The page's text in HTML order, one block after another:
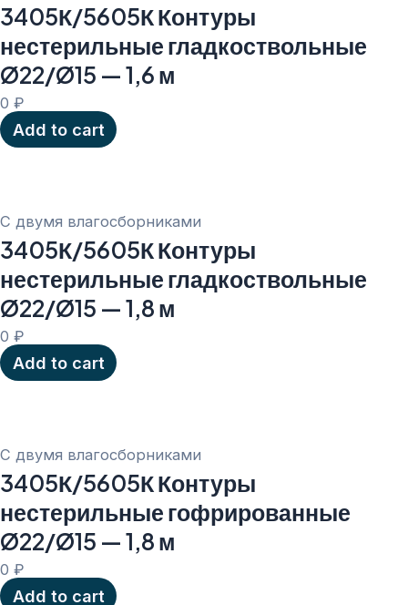
3405К/5605К Контуры
нестерильные гладкоствольные
Ø22/Ø15 — 1,6 м
0 ₽
Add to cart
С двумя влагосборниками
3405К/5605К Контуры
нестерильные гладкоствольные
Ø22/Ø15 — 1,8 м
0 ₽
Add to cart
С двумя влагосборниками
3405К/5605К Контуры
нестерильные гофрированные
Ø22/Ø15 — 1,8 м
0 ₽
Add to cart